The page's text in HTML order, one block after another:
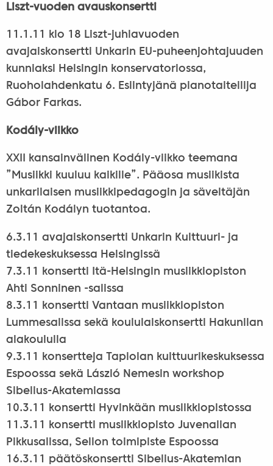
Liszt-vuoden avauskonsertti
11.1.11 klo 18 Liszt-juhlavuoden
avajaiskonsertti Unkarin EU-puheenjohtajuuden
kunniaksi Helsingin konservatoriossa,
Ruoholahdenkatu 6. Esiintyjänä pianotaiteilija
Gábor Farkas.
Kodály-viikko
XXII kansainvälinen Kodály-viikko teemana
”Musiikki kuuluu kaikille”. Pääosa musiikista
unkarilaisen musiikkipedagogin ja säveltäjän
Zoltán Kodályn tuotantoa.
6.3.11 avajaiskonsertti Unkarin Kulttuuri- ja
tiedekeskuksessa Helsingissä
7.3.11 konsertti Itä-Helsingin musiikkiopiston
Ahti Sonninen -salissa
8.3.11 konsertti Vantaan musiikkiopiston
Lummesalissa sekä koululaiskonsertti Hakunilan
alakoululla
9.3.11 konsertteja Tapiolan kulttuurikeskuksessa
Espoossa sekä László Nemesin workshop
Sibelius-Akatemiassa
10.3.11 konsertti Hyvinkään musiikkiopistossa
11.3.11 konsertti musiikkiopisto Juvenalian
Pikkusalissa, Sellon toimipiste Espoossa
16.3.11 päätöskonsertti Sibelius-Akatemian